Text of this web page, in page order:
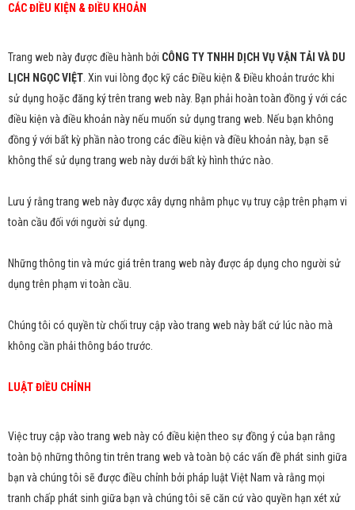
CÁC ĐIỀU KIỆN & ĐIỀU KHOẢN
Trang web này được điều hành bởi CÔNG TY TNHH DỊCH VỤ VẬN TẢI VÀ DU
LỊCH NGỌC VIỆT . Xin vui lòng đọc kỹ các Điều kiện & Điều khoản trước khi
sử dụng hoặc đăng ký trên trang web này. Bạn phải hoàn toàn đồng ý với các
điều kiện và điều khoản này nếu muốn sử dụng trang web. Nếu bạn không
đồng ý với bất kỳ phần nào trong các điều kiện và điều khoản này, bạn sẽ
không thể sử dụng trang web này dưới bất kỳ hình thức nào.
Lưu ý rằng trang web này được xây dựng nhằm phục vụ truy cập trên phạm vi
toàn cầu đối với người sử dụng.
Những thông tin và mức giá trên trang web này được áp dụng cho người sử
dụng trên phạm vi toàn cầu.
Chúng tôi có quyền từ chối truy cập vào trang web này bất cứ lúc nào mà
không cần phải thông báo trước.
LUẬT ĐIỀU CHỈNH
Việc truy cập vào trang web này có điều kiện theo sự đồng ý của bạn rằng
toàn bộ những thông tin trên trang web và toàn bộ các vấn đề phát sinh giữa
bạn và chúng tôi sẽ được điều chỉnh bởi pháp luật Việt Nam và rằng mọi
tranh chấp phát sinh giữa bạn và chúng tôi sẽ căn cứ vào quyền hạn xét xử